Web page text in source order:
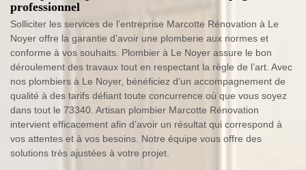
professionnel
Solliciter les services de l’entreprise Marcotte Rénovation à Le
Noyer offre la garantie d’avoir une plomberie aux normes et
conforme à vos souhaits. Plombier à Le Noyer assure le bon
déroulement des travaux tout en respectant la règle de l’art. Avec
nos plombiers à Le Noyer, bénéficiez d’un accompagnement de
qualité à des tarifs défiant toute concurrence où que vous soyez
dans tout le 73340. Artisan plombier Marcotte Rénovation
intervient efficacement afin d’avoir un résultat qui correspond à
vos attentes et à vos besoins. Notre équipe vous offre des
solutions très ajustées à votre projet.